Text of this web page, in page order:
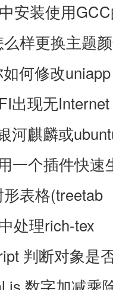
安装使用
么样更换主题
何修改
出现无Internet
河麒麟或
一个插件快速
形表格(treetab
处理rich-tex
判断对象是